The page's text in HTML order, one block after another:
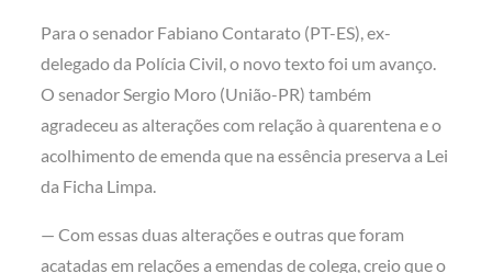
Para o senador Fabiano Contarato (PT-ES), ex-
delegado da Polícia Civil, o novo texto foi um avanço.
O senador Sergio Moro (União-PR) também
agradeceu as alterações com relação à quarentena e o
acolhimento de emenda que na essência preserva a Lei
da Ficha Limpa.
— Com essas duas alterações e outras que foram
acatadas em relações a emendas de colega, creio que o